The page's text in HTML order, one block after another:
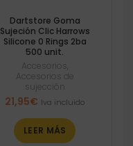
Dartstore Goma
Sujeción Clic Harrows
Silicone 0 Rings 2ba
500 unit.
Accesorios
Accesorios de
sujección
21,95€ Iva incluido
LEER MÁS